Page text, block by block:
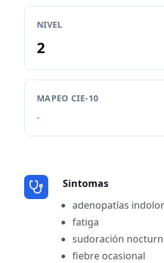
NIVEL
2
MAPEO CIE-10
-
Sintomas
adenopatías
fatiga
sudoración
fiebre ocasional